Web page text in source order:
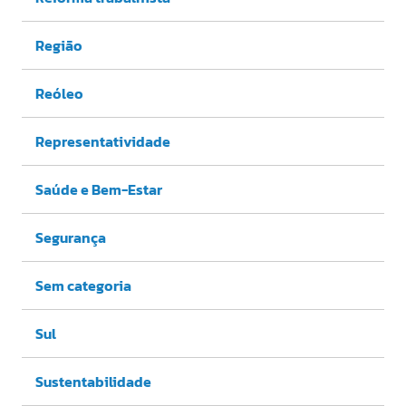
Região
Reóleo
Representatividade
Saúde e Bem-Estar
Segurança
Sem categoria
Sul
Sustentabilidade